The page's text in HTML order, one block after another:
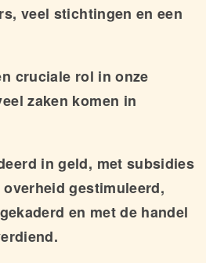
veel stichtingen en een
cruciale rol in onze
zaken komen in
in geld, met subsidies
gestimuleerd,
en met de handel